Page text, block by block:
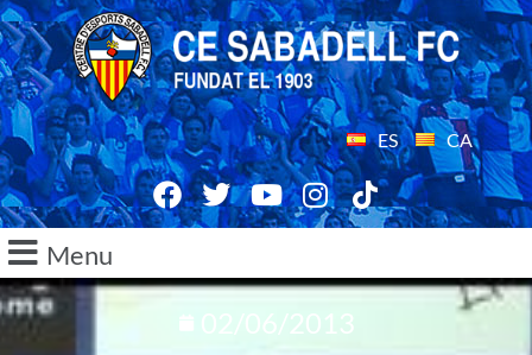
ES CA
Menu
02/06/2013